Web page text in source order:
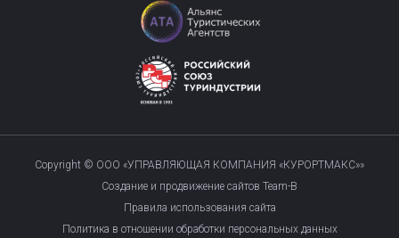
Copyright © ООО «УПРАВЛЯЮЩАЯ КОМПАНИЯ «КУРОРТМАКС»»
Создание и продвижение сайтов Team-B
Правила использования сайта
Политика в отношении обработки персональных данных